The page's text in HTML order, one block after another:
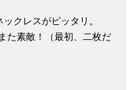
クレスがピッタリ。
た素敵！（最初、二枚だ